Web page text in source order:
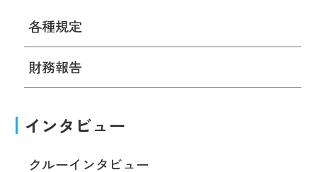
各種規定
財務報告
インタビュー
クルーインタビュー